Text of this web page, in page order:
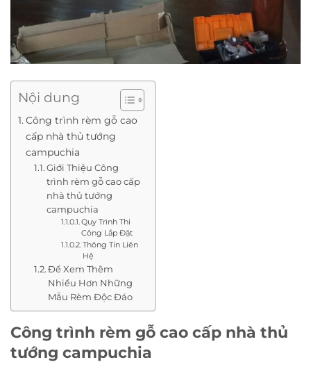
Nội dung
Công trình rèm gỗ cao
cấp nhà thủ tướng
campuchia
Giới Thiệu Công
trình rèm gỗ cao cấp
nhà thủ tướng
campuchia
Quy Trình Thi
Công Lắp Đặt
Thông Tin Liên
Hệ
Để Xem Thêm
Nhiều Hơn Những
Mẫu Rèm Độc Đáo
Công trình rèm gỗ cao cấp nhà thủ
tướng campuchia